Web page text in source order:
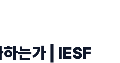
는가 | IESF